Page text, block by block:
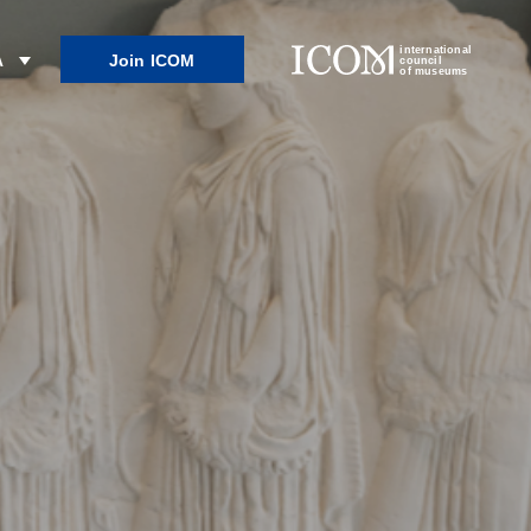
Join ICOM
international
council
of museums